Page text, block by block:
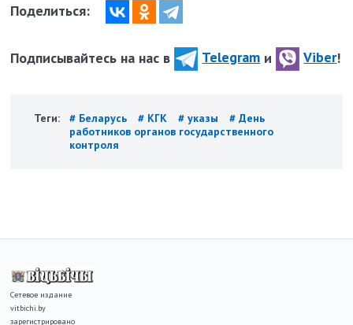
Поделиться:
Подписывайтесь на нас в Telegram и Viber!
Теги: # Беларусь # КГК # указы
# День
работников органов государственного
контроля
Сетевое издание
vitbichi.by
зарегистрировано